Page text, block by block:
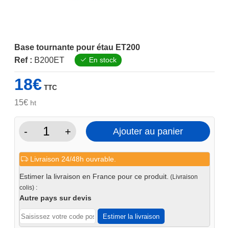
Base tournante pour étau ET200
Ref : B200ET En stock
18€ TTC
15€ht
-
quantité
Base
tournante
étau
ET200
+ Ajouter au panier
Livraison 24/48h ouvrable.
Estimer la livraison en France pour ce produit. (Livraison
colis) :
Autre pays sur devis
Estimer la livraison